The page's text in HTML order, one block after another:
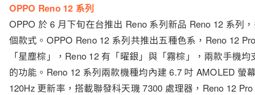
OPPO Reno 12 系列
OPPO 於 6 月下旬在台推出 Reno 系列新品 Reno 12 系列
個款式。OPPO Reno 12 系列共推出五種色系，Reno 12
「星塵棕」，Reno 12 有「曜銀」與「霧棕」，兩款手機
的功能。Reno 12 系列兩款機種均內建 6.7 吋 AMOLED 螢
120Hz 更新率，搭載聯發科天璣 7300 處理器，Reno 12